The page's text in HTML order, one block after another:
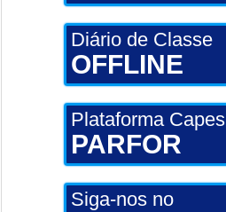
Diário de Classe
OFFLINE
Plataforma Capes
PARFOR
Siga-nos no